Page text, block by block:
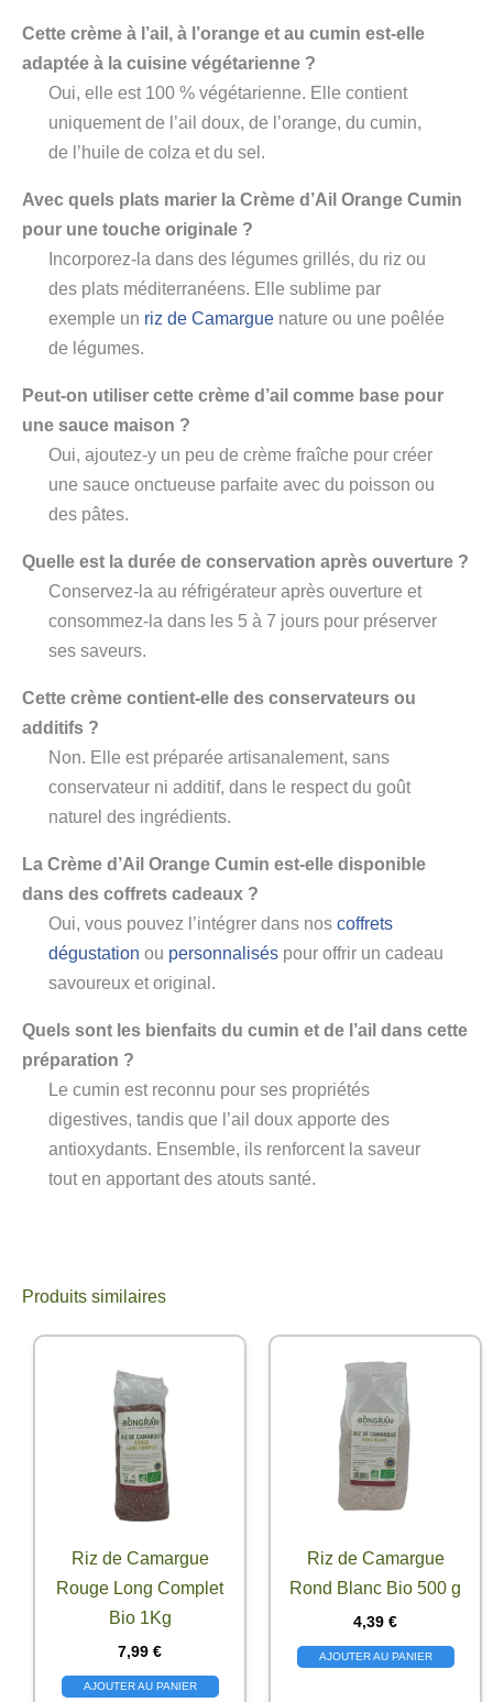
Cette crème à l’ail, à l’orange et au cumin est-elle
adaptée à la cuisine végétarienne ?
Oui, elle est 100 % végétarienne. Elle contient
uniquement de l’ail doux, de l’orange, du cumin,
de l’huile de colza et du sel.
Avec quels plats marier la Crème d’Ail Orange Cumin
pour une touche originale ?
Incorporez-la dans des légumes grillés, du riz ou
des plats méditerranéens. Elle sublime par
exemple un riz de Camargue nature ou une poêlée
de légumes.
Peut-on utiliser cette crème d’ail comme base pour
une sauce maison ?
Oui, ajoutez-y un peu de crème fraîche pour créer
une sauce onctueuse parfaite avec du poisson ou
des pâtes.
Quelle est la durée de conservation après ouverture ?
Conservez-la au réfrigérateur après ouverture et
consommez-la dans les 5 à 7 jours pour préserver
ses saveurs.
Cette crème contient-elle des conservateurs ou
additifs ?
Non. Elle est préparée artisanalement, sans
conservateur ni additif, dans le respect du goût
naturel des ingrédients.
La Crème d’Ail Orange Cumin est-elle disponible
dans des coffrets cadeaux ?
Oui, vous pouvez l’intégrer dans nos coffrets
dégustation ou personnalisés pour offrir un cadeau
savoureux et original.
Quels sont les bienfaits du cumin et de l’ail dans cette
préparation ?
Le cumin est reconnu pour ses propriétés
digestives, tandis que l’ail doux apporte des
antioxydants. Ensemble, ils renforcent la saveur
tout en apportant des atouts santé.
Produits similaires
Riz de Camargue
Rouge Long Complet
Bio 1Kg
7,99 €
AJOUTER AU PANIER
Riz de Camargue
Rond Blanc Bio 500 g
4,39 €
AJOUTER AU PANIER